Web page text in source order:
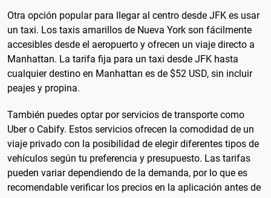
Otra opción popular para llegar al centro desde JFK es usar
un taxi. Los taxis amarillos de Nueva York son fácilmente
accesibles desde el aeropuerto y ofrecen un viaje directo a
Manhattan. La tarifa fija para un taxi desde JFK hasta
cualquier destino en Manhattan es de $52 USD, sin incluir
peajes y propina.
También puedes optar por servicios de transporte como
Uber o Cabify. Estos servicios ofrecen la comodidad de un
viaje privado con la posibilidad de elegir diferentes tipos de
vehículos según tu preferencia y presupuesto. Las tarifas
pueden variar dependiendo de la demanda, por lo que es
recomendable verificar los precios en la aplicación antes de